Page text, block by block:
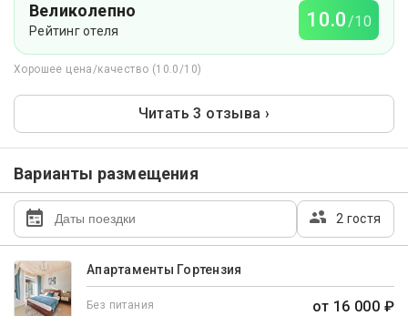
Великолепно
Рейтинг отеля 10.0/10
Хорошее цена/качество (10.0/10)
Читать 3 отзыва ›
Варианты размещения
2 гостя
Апартаменты Гортензия
Без питания от 16 000 ₽